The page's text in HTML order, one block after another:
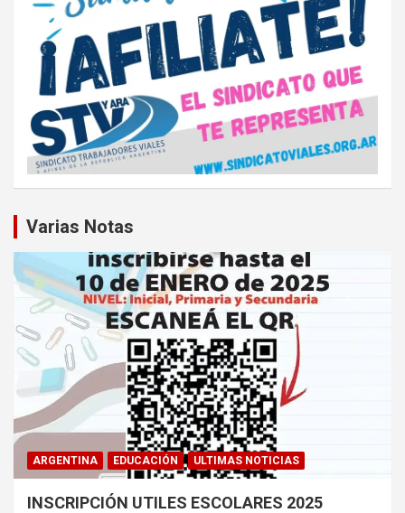
Varias Notas
ARGENTINA EDUCACIÓN ULTIMAS NOTICIAS
INSCRIPCIÓN UTILES ESCOLARES 2025